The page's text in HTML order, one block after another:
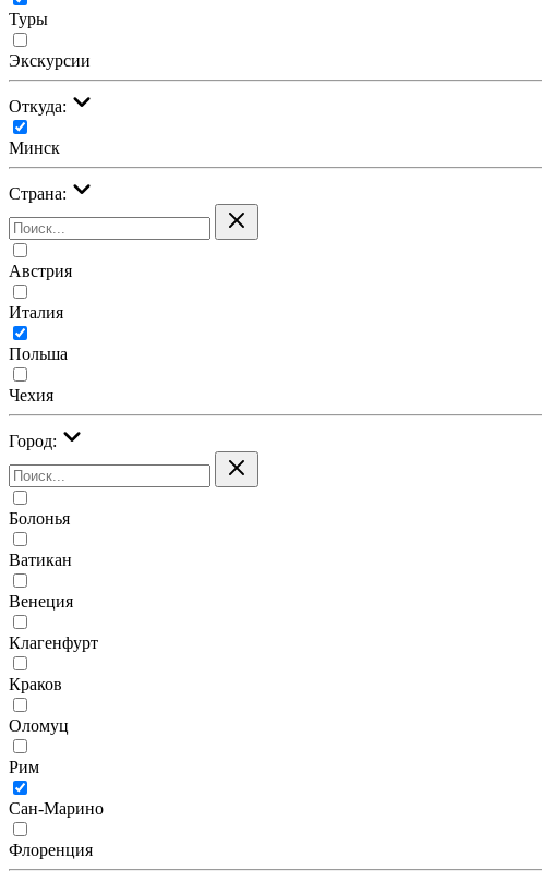
Туры
Экскурсии
Откуда:
Минск
Страна:
Австрия
Италия
Польша
Чехия
Город:
Болонья
Ватикан
Венеция
Клагенфурт
Краков
Оломуц
Рим
Сан-Марино
Флоренция